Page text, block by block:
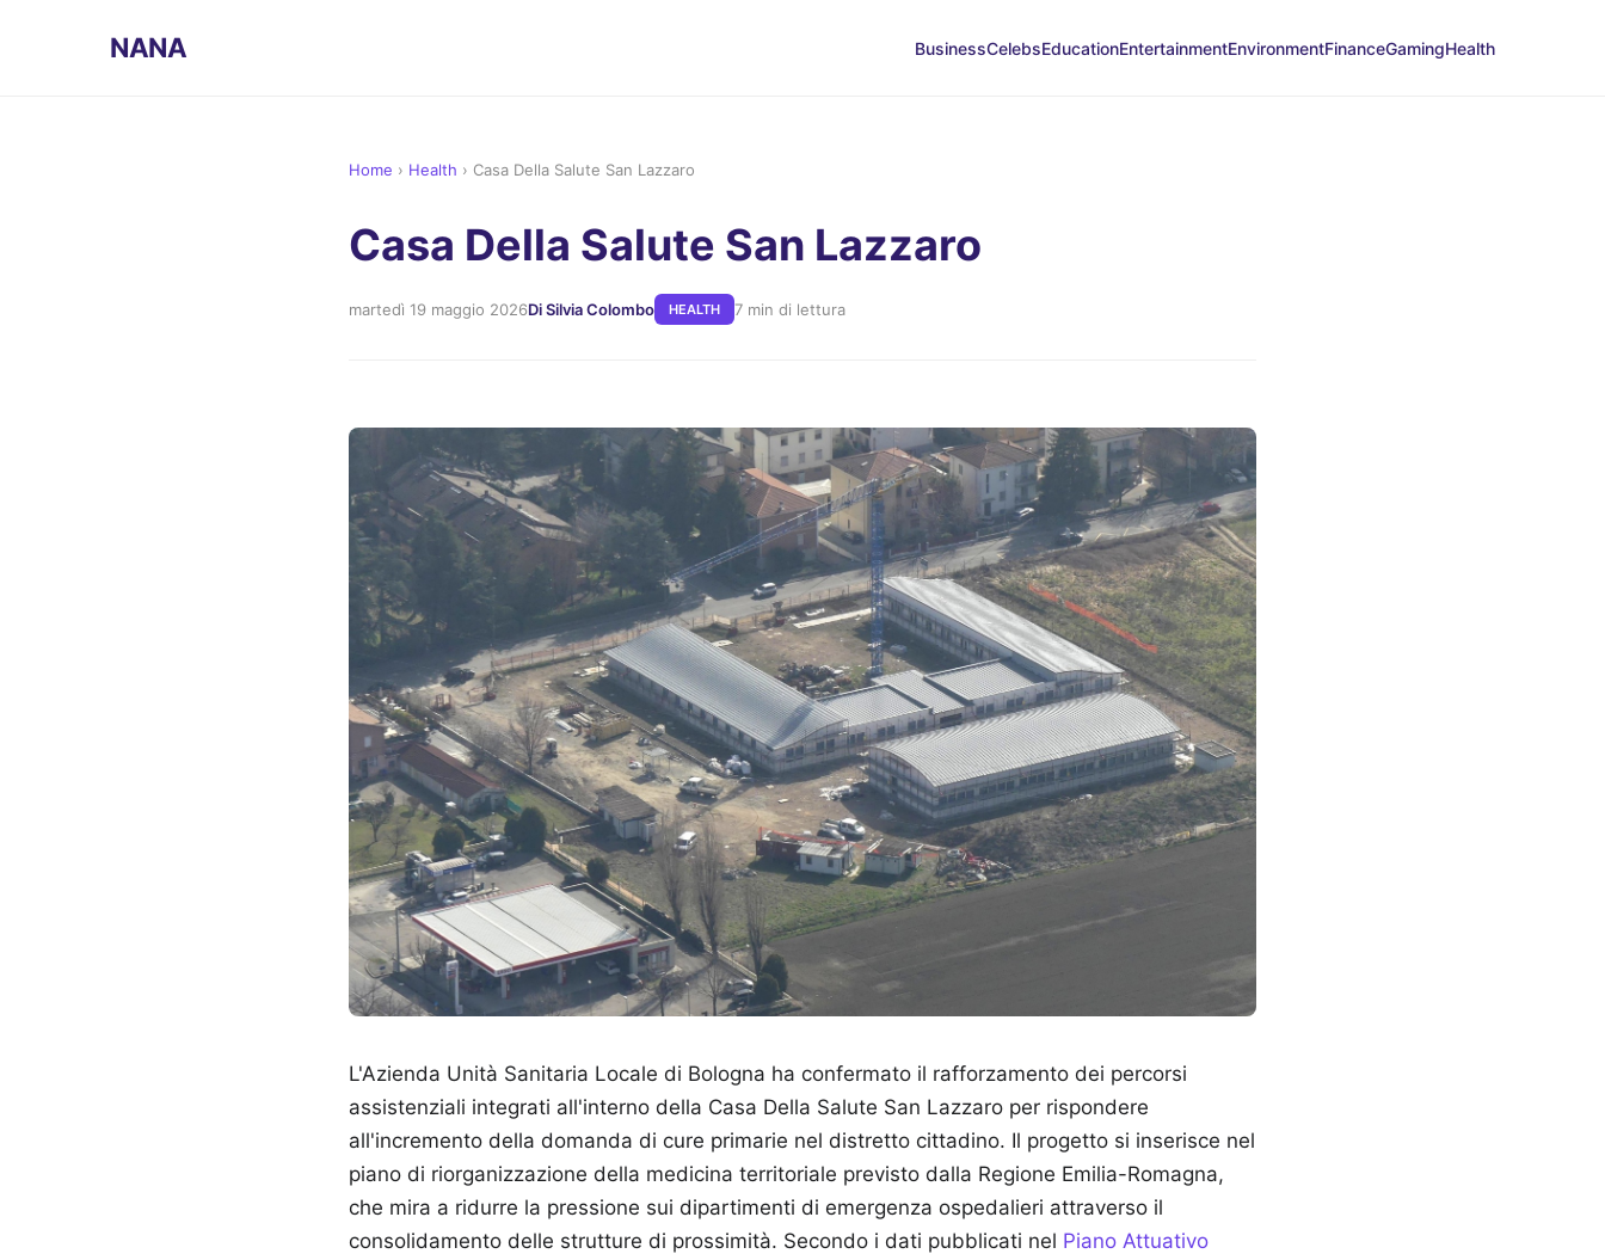
NANA BusinessCelebsEducationEntertainmentEnvironmentFinanceGamingHealth
Home › Health › Casa Della Salute San Lazzaro
Casa Della Salute San Lazzaro
martedì 19 maggio 2026Di Silvia Colombo HEALTH 7 min di lettura
L'Azienda Unità Sanitaria Locale di Bologna ha confermato il rafforzamento dei percorsi
assistenziali integrati all'interno della Casa Della Salute San Lazzaro per rispondere
all'incremento della domanda di cure primarie nel distretto cittadino. Il progetto si inserisce nel
piano di riorganizzazione della medicina territoriale previsto dalla Regione Emilia-Romagna,
che mira a ridurre la pressione sui dipartimenti di emergenza ospedalieri attraverso il
consolidamento delle strutture di prossimità. Secondo i dati pubblicati nel Piano Attuativo